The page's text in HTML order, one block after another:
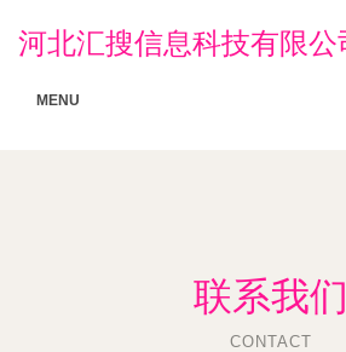
河北汇搜信息科技有限公
MENU
联系我们
CONTACT